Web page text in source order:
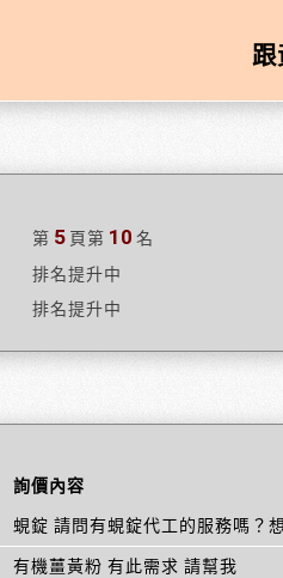
跟
第 5 頁第 10 名
排名提升中
排名提升中
詢價內容
蜆錠 請問有蜆錠代工的服務嗎？
有機薑黃粉 有此需求 請幫我